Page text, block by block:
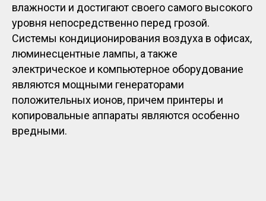
влажности и достигают своего самого высокого
уровня непосредственно перед грозой.
Системы кондиционирования воздуха в офисах,
люминесцентные лампы, а также
электрическое и компьютерное оборудование
являются мощными генераторами
положительных ионов, причем принтеры и
копировальные аппараты являются особенно
вредными.